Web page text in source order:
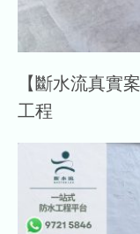
【斷水流真實
工程